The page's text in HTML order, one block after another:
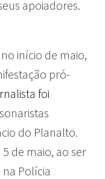
apoiadores.
início de maio,
pró-
foi
do Planalto.
de maio, ao ser
Polícia